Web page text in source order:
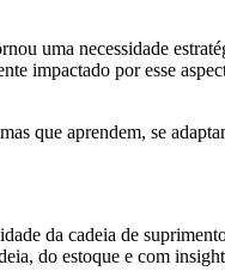
uma necessidade
impactado por esse
que aprendem, se
da cadeia de
do estoque e com